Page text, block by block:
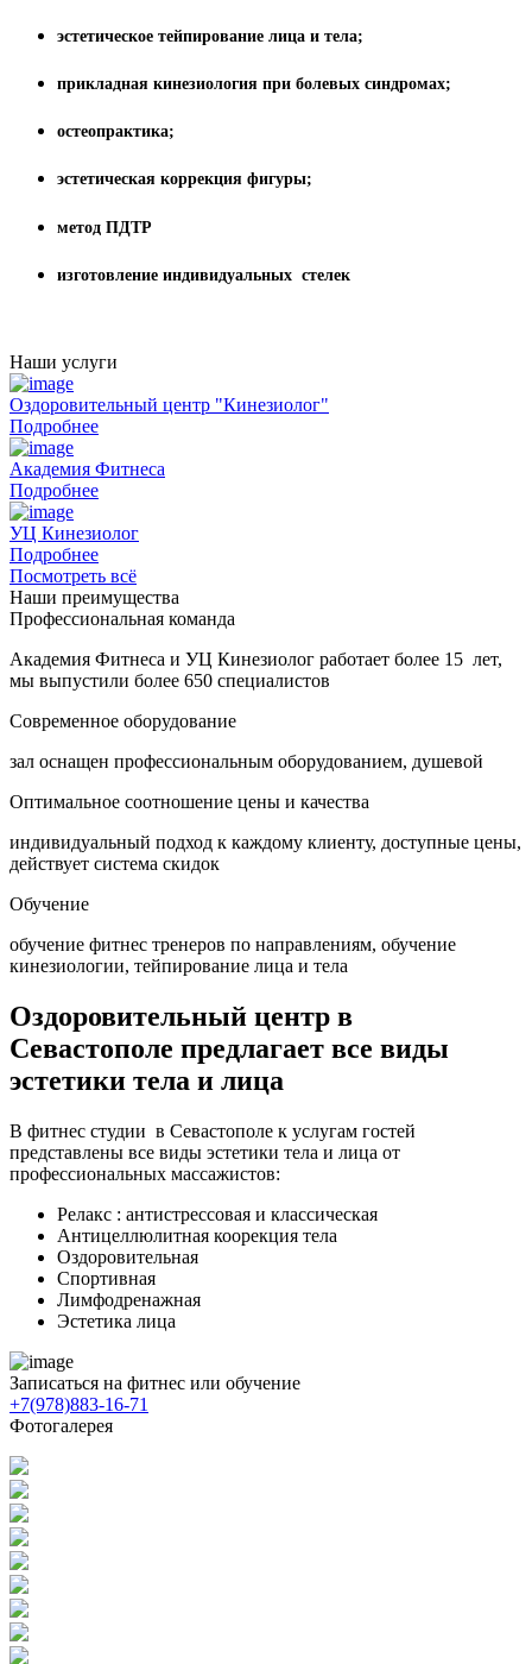
эстетическое тейпирование лица и тела;
прикладная кинезиология при болевых синдромах;
остеопрактика;
эстетическая коррекция фигуры;
метод ПДТР
изготовление индивидуальных стелек
Наши услуги
Оздоровительный центр "Кинезиолог"
Подробнее
Академия Фитнеса
Подробнее
УЦ Кинезиолог
Подробнее
Посмотреть всё
Наши преимущества
Профессиональная команда
Академия Фитнеса и УЦ Кинезиолог работает более 15 лет,
мы выпустили более 650 специалистов
Современное оборудование
зал оснащен профессиональным оборудованием, душевой
Оптимальное соотношение цены и качества
индивидуальный подход к каждому клиенту, доступные цены,
действует система скидок
Обучение
обучение фитнес тренеров по направлениям, обучение
кинезиологии, тейпирование лица и тела
Оздоровительный центр в
Севастополе предлагает все виды
эстетики тела и лица
В фитнес студии в Севастополе к услугам гостей
представлены все виды эстетики тела и лица от
профессиональных массажистов:
Релакс : антистрессовая и классическая
Антицеллюлитная коорекция тела
Оздоровительная
Спортивная
Лимфодренажная
Эстетика лица
Записаться на фитнес или обучение
+7(978)883-16-71
Фотогалерея